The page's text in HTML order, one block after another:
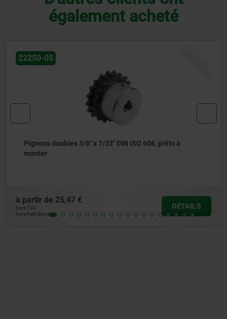
également acheté
22250-05
Pignons doubles 3/8" x 7/32" DIN ISO 606, prêts à
monter
à partir de 25,47 €
hors TVA
hors frais d’envoi
DÉTAILS